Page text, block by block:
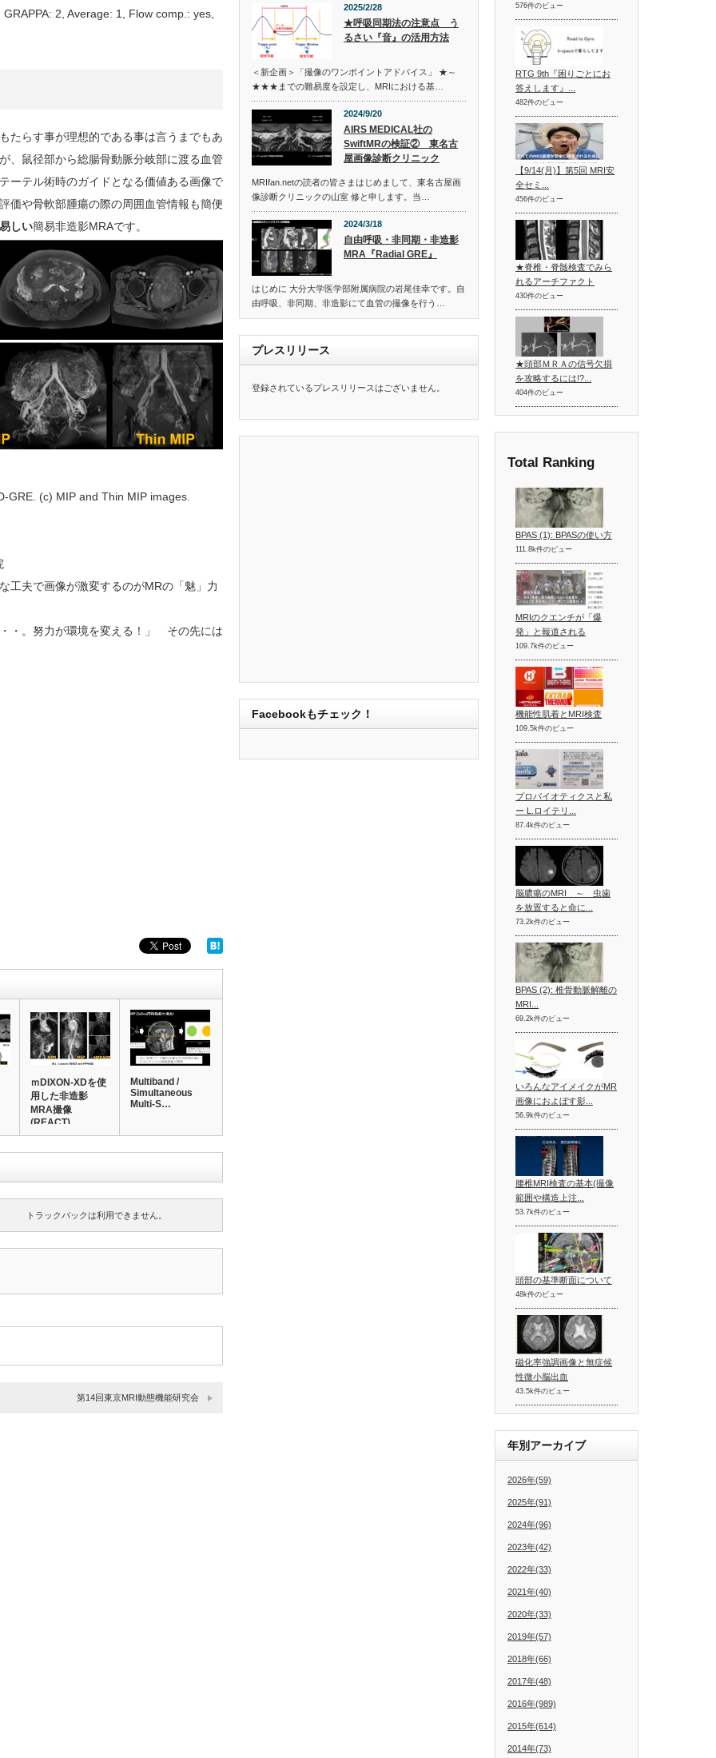
2, Average: 1, Flow comp.: yes,
たらす事が理想的である事は言うまでもあ
、鼠径部から総腸骨動脈分岐部に渡る血管
ーテル術時のガイドとなる価値ある画像で
価や骨軟部腫瘍の際の周囲血管情報も簡便
易しい簡易非造影MRAです。
(c) MIP and Thin MIP images.
工夫で画像が激変するのがMRの「魅」力
・。努力が環境を変える！」 その先には
ｍDIXON-XDを使
用した非造影
MRA撮像
(REACT)
Multiband /
Simultaneous
Multi-S…
トラックバックは利用できません。
第14回東京MRI動態機能研究会
2025/2/28
★呼吸同期法の注意点 う
るさい『音』の活用方法
＜新企画＞「撮像のワンポイントアドバイス」 ★～
★★★までの難易度を設定し、MRIにおける基…
2024/9/20
AIRS MEDICAL社の
SwiftMRの検証② 東名古
屋画像診断クリニック
MRIfan.netの読者の皆さまはじめまして、東名古屋画
像診断クリニックの山室 修と申します。当…
2024/3/18
自由呼吸・非同期・非造影
MRA『Radial GRE』
はじめに 大分大学医学部附属病院の岩尾佳幸です。自
由呼吸、非同期、非造影にて血管の撮像を行う…
プレスリリース
登録されているプレスリリースはございません。
Facebookもチェック！
576件のビュー
RTG 9th『困りごとにお
答えします』...
482件のビュー
【9/14(月)】第5回 MRI安
全セミ...
456件のビュー
★脊椎・脊髄検査でみら
れるアーチファクト
430件のビュー
★頭部ＭＲＡの信号欠損
を攻略するには!?...
404件のビュー
Total Ranking
BPAS (1): BPASの使い方
111.8k件のビュー
MRIのクエンチが「爆
発」と報道される
109.7k件のビュー
機能性肌着とMRI検査
109.5k件のビュー
プロバイオティクスと私
ー L.ロイテリ...
87.4k件のビュー
脳膿瘍のMRI ～ 虫歯
を放置すると命に...
73.2k件のビュー
BPAS (2): 椎骨動脈解離の
MRI...
69.2k件のビュー
いろんなアイメイクがMR
画像におよぼす影...
56.9k件のビュー
腰椎MRI検査の基本(撮像
範囲や構造上注...
53.7k件のビュー
頭部の基準断面について
48k件のビュー
磁化率強調画像と無症候
性微小脳出血
43.5k件のビュー
年別アーカイブ
2026年(59)
2025年(91)
2024年(96)
2023年(42)
2022年(33)
2021年(40)
2020年(33)
2019年(57)
2018年(66)
2017年(48)
2016年(989)
2015年(614)
2014年(73)